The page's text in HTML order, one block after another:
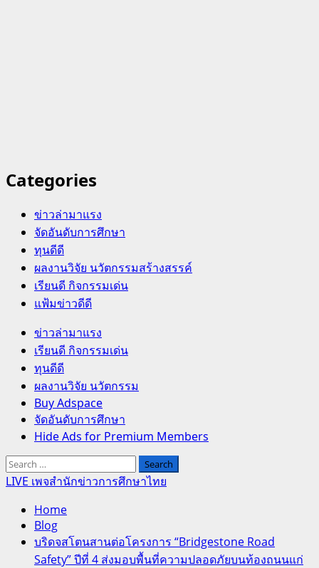
Categories
ข่าวล่ามาแรง
จัดอันดับการศึกษา
ทุนดีดี
ผลงานวิจัย นวัตกรรมสร้างสรรค์
เรียนดี กิจกรรมเด่น
แฟ้มข่าวดีดี
Primary
Menu
ข่าวล่ามาแรง
เรียนดี กิจกรรมเด่น
ทุนดีดี
ผลงานวิจัย นวัตกรรม
Buy Adspace
จัดอันดับการศึกษา
Hide Ads for Premium Members
Search
for:
LIVE เพจสำนักข่าวการศึกษาไทย
Home
Blog
บริดจสโตนสานต่อโครงการ “Bridgestone Road
Safety” ปีที่ 4 ส่งมอบพื้นที่ความปลอดภัยบนท้องถนนแก่